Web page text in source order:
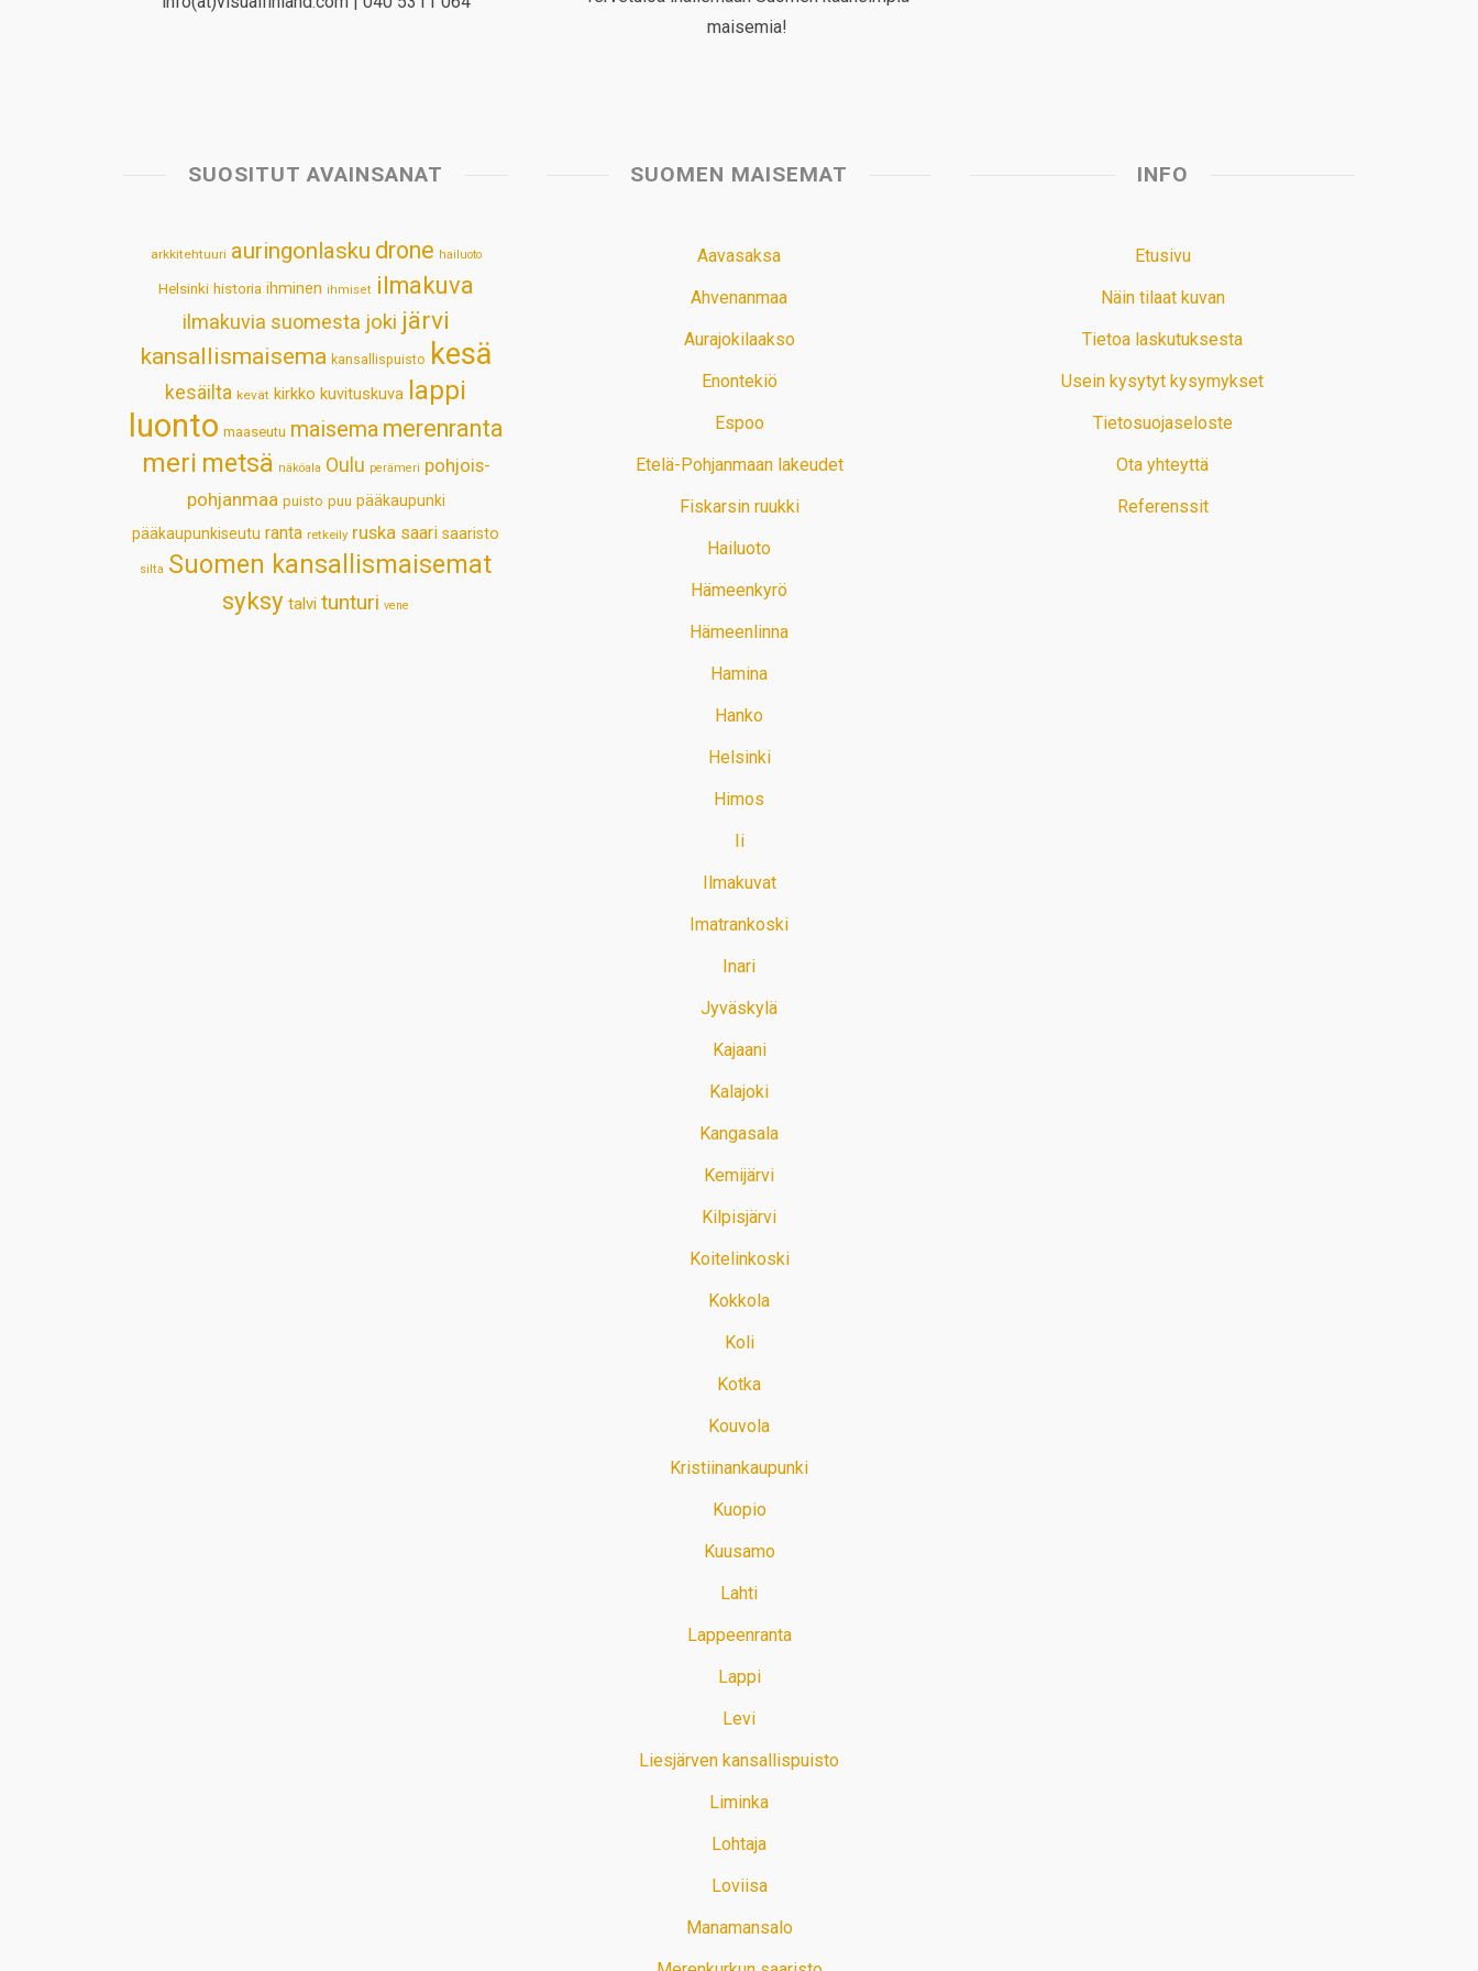
maisemia!
SUOSITUT AVAINSANAT
arkkitehtuuri auringonlasku drone hailuoto
Helsinki historia ihminen ihmiset ilmakuva
ilmakuvia suomesta joki järvi
kansallismaisema kansallispuisto kesä
kesäilta kevät kirkko kuvituskuva lappi
luonto maaseutu maisema merenranta
meri metsä näköala Oulu perämeri pohjois-
pohjanmaa puisto puu pääkaupunki
pääkaupunkiseutu ranta retkeily ruska saari saaristo
silta Suomen kansallismaisemat
syksy talvi tunturi vene
SUOMEN MAISEMAT
Aavasaksa
Ahvenanmaa
Aurajokilaakso
Enontekiö
Espoo
Etelä-Pohjanmaan lakeudet
Fiskarsin ruukki
Hailuoto
Hämeenkyrö
Hämeenlinna
Hamina
Hanko
Helsinki
Himos
Ii
Ilmakuvat
Imatrankoski
Inari
Jyväskylä
Kajaani
Kalajoki
Kangasala
Kemijärvi
Kilpisjärvi
Koitelinkoski
Kokkola
Koli
Kotka
Kouvola
Kristiinankaupunki
Kuopio
Kuusamo
Lahti
Lappeenranta
Lappi
Levi
Liesjärven kansallispuisto
Liminka
Lohtaja
Loviisa
Manamansalo
INFO
Etusivu
Näin tilaat kuvan
Tietoa laskutuksesta
Usein kysytyt kysymykset
Tietosuojaseloste
Ota yhteyttä
Referenssit